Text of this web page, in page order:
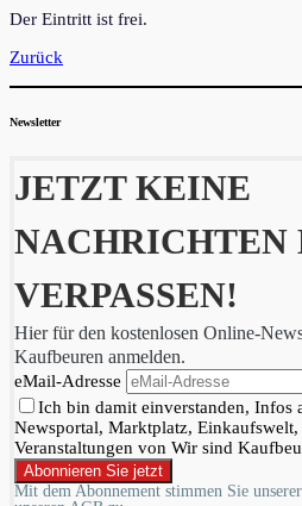
Der Eintritt ist frei.
Zurück
Newsletter
JETZT KEINE
NACHRICHTEN
VERPASSEN!
Hier für den kostenlosen Online-
Kaufbeuren anmelden.
eMail-Adresse
Ich bin damit einverstanden, Infos
Newsportal, Marktplatz,
Veranstaltungen von Wir sind
Mit dem Abonnement stimmen Sie unserer